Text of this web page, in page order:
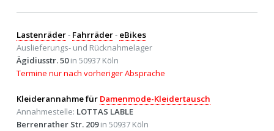
Lastenräder- Fahrräder- eBikes
Auslieferungs- und Rücknahmelager
Ägidiusstr. 50in 50937 Köln
Termine nur nach vorheriger Absprache
Kleiderannahme für Damenmode-Kleidertausch
Annahmestelle: LOTTAS LABLE
Berrenrather Str. 209in 50937 Köln